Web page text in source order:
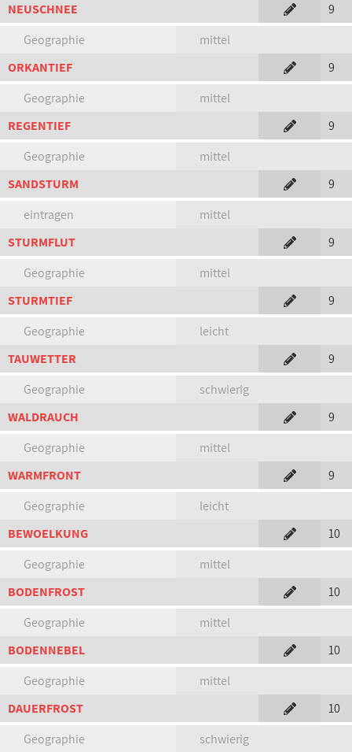
NEUSCHNEE
9
Geographie
mittel
ORKANTIEF
9
Geographie
mittel
REGENTIEF
9
Geographie
mittel
SANDSTURM
9
eintragen
mittel
STURMFLUT
9
Geographie
mittel
STURMTIEF
9
Geographie
leicht
TAUWETTER
9
Geographie
schwierig
WALDRAUCH
9
Geographie
mittel
WARMFRONT
9
Geographie
leicht
BEWOELKUNG
10
Geographie
mittel
BODENFROST
10
Geographie
mittel
BODENNEBEL
10
Geographie
mittel
DAUERFROST
10
Geographie
schwierig